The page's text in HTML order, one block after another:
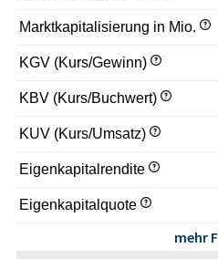
Marktkapitalisierung in Mio.
KGV (Kurs/Gewinn)
KBV (Kurs/Buchwert)
KUV (Kurs/Umsatz)
Eigenkapitalrendite
Eigenkapitalquote
mehr